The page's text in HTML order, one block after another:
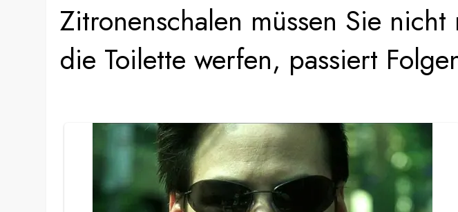
Zitronenschalen müssen Sie
die Toilette werfen, passiert